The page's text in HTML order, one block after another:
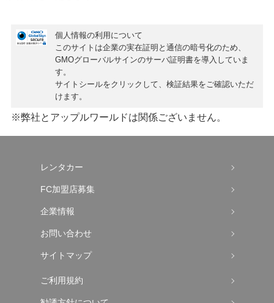
個人情報の利用について
このサイトは企業の実在証明と通信の暗号化のため、
GMOグローバルサインのサーバ証明書を導入していま
す。
サイトシールをクリックして、検証結果をご確認いただ
けます。
※弊社とアップルワールドは関係ございません。
レンタカー
FC加盟店募集
企業情報
お問い合わせ
サイトマップ
ご利用規約